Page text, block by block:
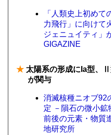
「人類史上初めて
力飛行」に向けて
ジェニュイティ」
GIGAZINE
★ 太陽系の形成にIa型、
が関与
消滅核種ニオブ92
定 －隕石の微小
前後の元素・物質
地研究所